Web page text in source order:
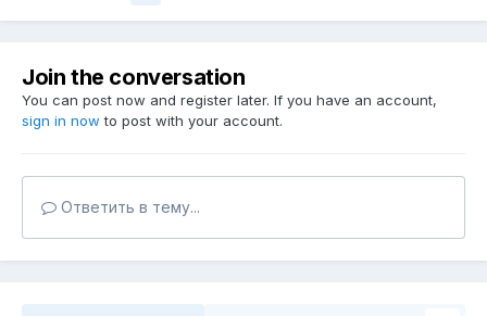
Join the conversation
You can post now and register later. If you have an account,
sign in now to post with your account.
Ответить в тему...